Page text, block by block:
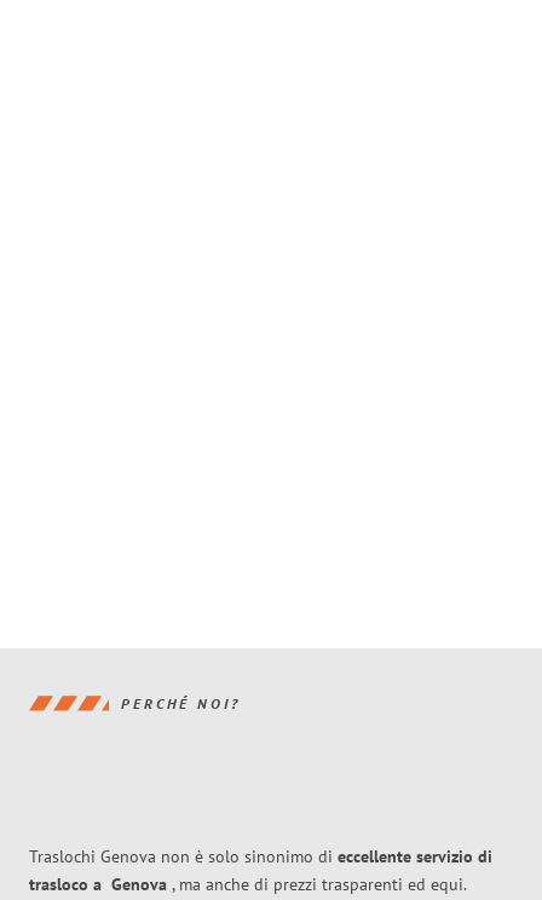
PERCHÉ NOI?
Traslochi Genova non è solo sinonimo di eccellente servizio di
trasloco a Genova , ma anche di prezzi trasparenti ed equi.